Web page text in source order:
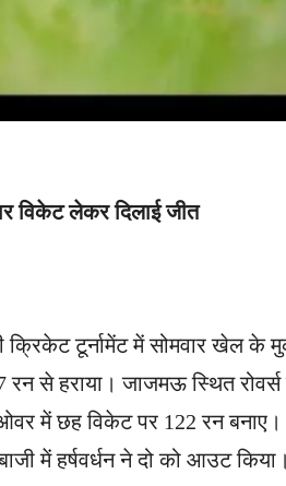
विकेट लेकर दिलाई जीत
टूर्नामेंट में सोमवार खेल के
से हराया। जाजमऊ स्थित
में छह विकेट पर 122 रन बनाए।
में हर्षवर्धन ने दो को आउट किया।